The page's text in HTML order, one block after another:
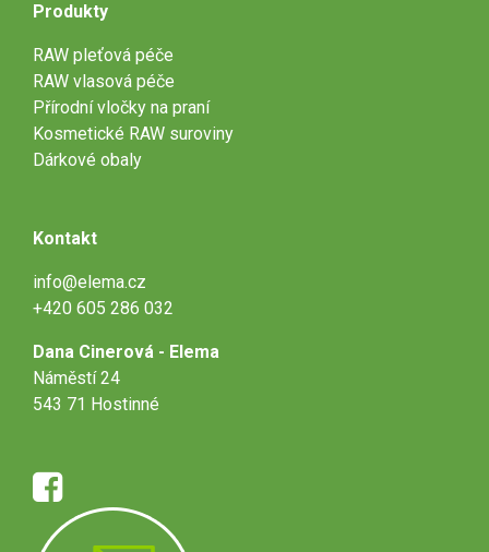
Produkty
RAW pleťová péče
RAW vlasová péče
Přírodní vločky na praní
Kosmetické RAW suroviny
Dárkové obaly
Kontakt
info@elema.cz
+420 605 286 032
Dana Cinerová - Elema
Náměstí 24
543 71 Hostinné